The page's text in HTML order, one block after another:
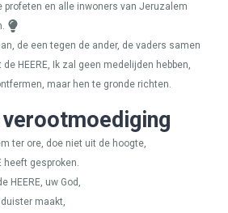
profeten en alle inwoners van Jeruzalem
de een tegen de ander, de vaders samen
de HEERE, Ik zal geen medelijden hebben,
maar hen te gronde richten.
ter ore, doe niet uit de hoogte,
heeft gesproken.
HEERE, uw God,
maakt,